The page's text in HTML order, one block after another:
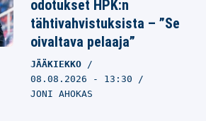
odotukset HPK:n
tähtivahvistuksista – ”Se
oivaltava pelaaja”
JÄÄKIEKKO
08.08.2026 - 13:30
JONI AHOKAS